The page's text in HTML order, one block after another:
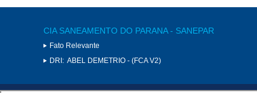
CIA SANEAMENTO DO PARANA - SANEPAR
Fato Relevante
DRI: ABEL DEMETRIO - (FCA V2)